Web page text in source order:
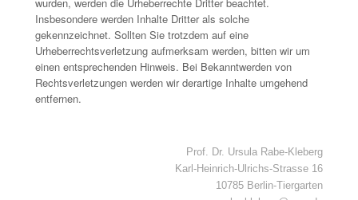
Insbesondere werden Inhalte Dritter als solche
gekennzeichnet. Sollten Sie trotzdem auf eine
Urheberrechtsverletzung aufmerksam werden, bitten wir um
einen entsprechenden Hinweis. Bei Bekanntwerden von
Rechtsverletzungen werden wir derartige Inhalte umgehend
entfernen.
Prof. Dr. Ursula Rabe-Kleberg
Karl-Heinrich-Ulrichs-Strasse 16
10785 Berlin-Tiergarten